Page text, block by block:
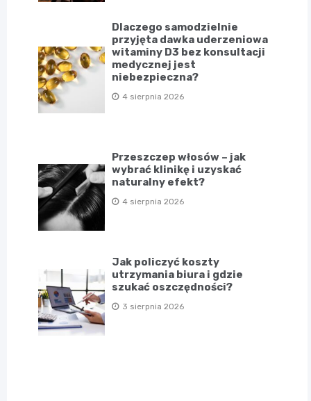
Dlaczego samodzielnie
przyjęta dawka uderzeniowa
witaminy D3 bez konsultacji
medycznej jest
niebezpieczna?
4 sierpnia 2026
Przeszczep włosów – jak
wybrać klinikę i uzyskać
naturalny efekt?
4 sierpnia 2026
Jak policzyć koszty
utrzymania biura i gdzie
szukać oszczędności?
3 sierpnia 2026